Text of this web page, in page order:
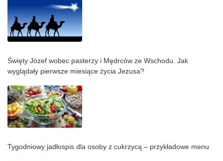
Święty Józef wobec pasterzy i Mędrców ze Wschodu. Jak
wyglądały pierwsze miesiące życia Jezusa?
Tygodniowy jadłospis dla osoby z cukrzycą – przykładowe menu